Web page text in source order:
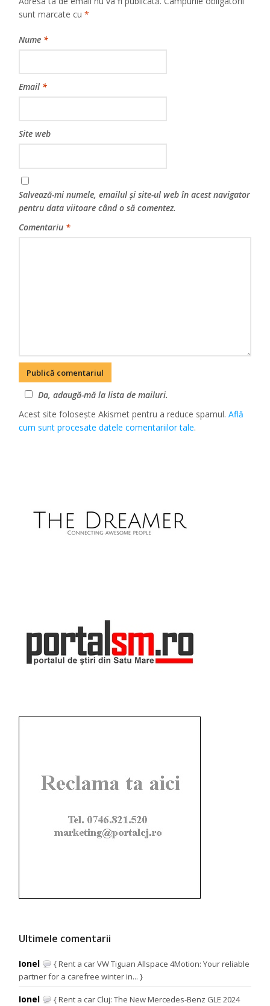
sunt marcate cu*
Nume *
Email *
Site web
Salvează-mi numele, emailul și site-ul web în acest navigator
pentru data viitoare când o să comentez.
Comentariu *
Da, adaugă-mă la lista de mailuri.
Acest site folosește Akismet pentru a reduce spamul.Află
cum sunt procesate datele comentariilor tale.
Ultimele comentarii
Ionel
{ Rent a car VW Tiguan Allspace 4Motion: Your reliable
partner for a carefree winter in... }
Ionel
{ Rent a car Cluj: The New Mercedes-Benz GLE 2024